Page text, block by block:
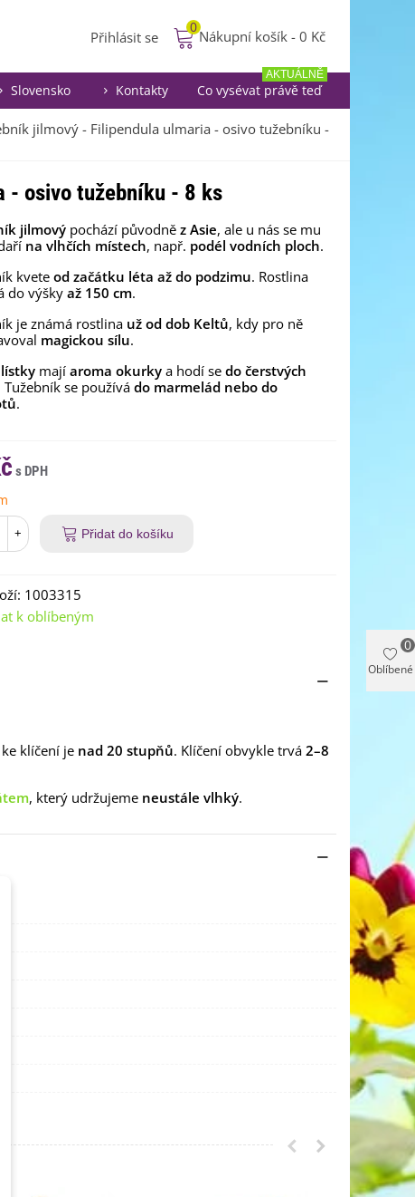
Přihlásit se
0
Nákupní košík - 0 Kč
Slovensko Kontakty Co vysévat právě teď
AKTUÁLNĚ
jilmový - Filipendula ulmaria - osivo tužebníku -
- osivo tužebníku - 8 ks
jilmový pochází původně z Asie, ale u nás se mu
na vlhčích místech, např. podél vodních ploch.
kvete od začátku léta až do podzimu. Rostlina
do výšky až 150 cm.
je známá rostlina už od dob Keltů, kdy pro ně
magickou sílu.
mají aroma okurky a hodí se do čerstvých
Tužebník se používá do marmelád nebo do
.
+ Přidat do košíku
1003315
k oblíbeným
klíčení je nad 20 stupňů. Klíčení obvykle trvá 2–8
, který udržujeme neustále vlhký.
Oblíbené
0